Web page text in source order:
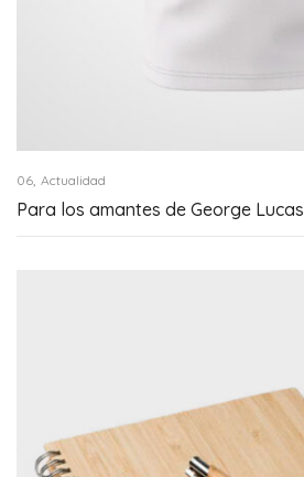
06, Actualidad
Para los amantes de George Lucas